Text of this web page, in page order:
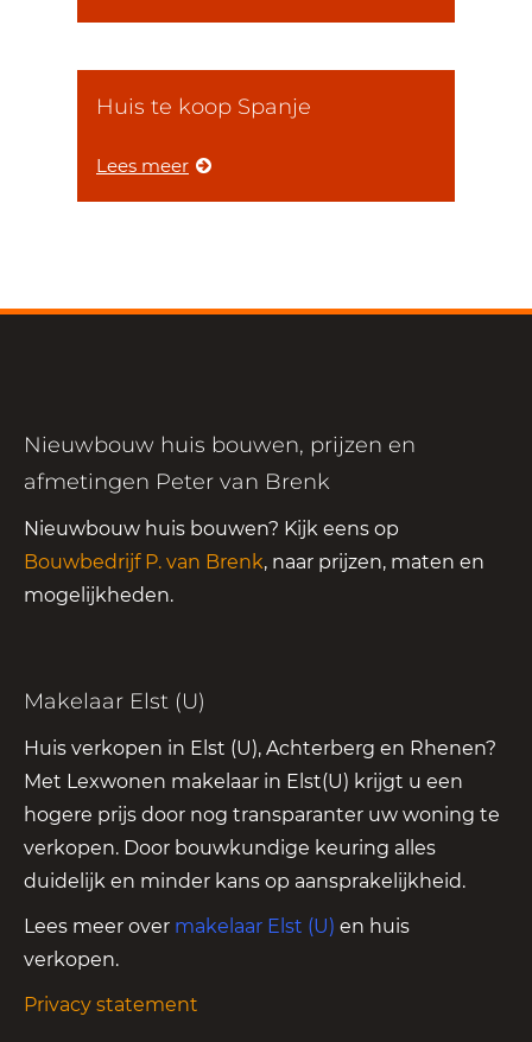
Huis te koop Spanje
Lees meer
Nieuwbouw huis bouwen, prijzen en
afmetingen Peter van Brenk
Nieuwbouw huis bouwen? Kijk eens op
Bouwbedrijf P. van Brenk, naar prijzen, maten en
mogelijkheden.
Makelaar Elst (U)
Huis verkopen in Elst (U), Achterberg en Rhenen?
Met Lexwonen makelaar in Elst(U) krijgt u een
hogere prijs door nog transparanter uw woning te
verkopen. Door bouwkundige keuring alles
duidelijk en minder kans op aansprakelijkheid.
Lees meer over makelaar Elst (U) en huis
verkopen.
Privacy statement